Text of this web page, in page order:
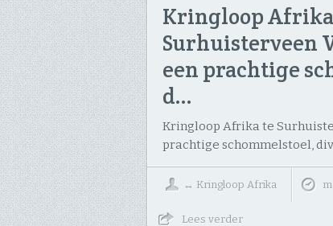
Kringloop
Surhuisterveen
een prachtige
d…
Kringloop Afrika te
prachtige schommelstoel,
↔ Kringloop Afrika
Lees verder